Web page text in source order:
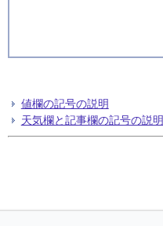
値欄の記号の説明
天気欄と記事欄の記号の説明